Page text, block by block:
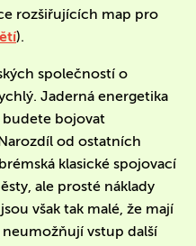
rozšiřujících map pro
).
společností o
Jaderná energetika
budete bojovat
od ostatních
klasické spojovací
ale prosté náklady
však tak malé, že mají
vstup další